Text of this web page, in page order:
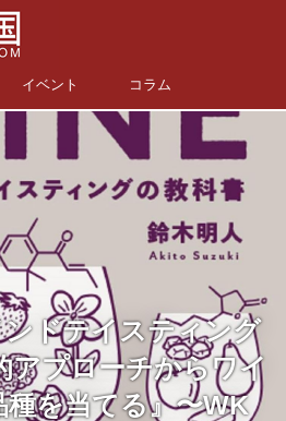
イベント コラム
ンドテイスティング
アプローチからワイ
種を当てる』〜WK